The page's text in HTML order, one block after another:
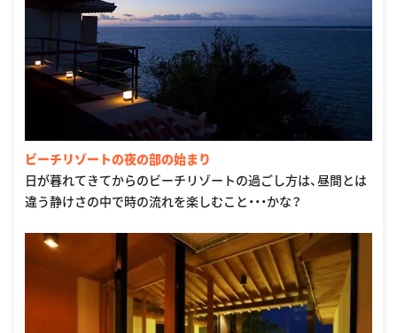
ビーチリゾートの夜の部の始まり
日が暮れてきてからのビーチリゾートの過ごし方は、昼間とは
違う静けさの中で時の流れを楽しむこと・・・かな？